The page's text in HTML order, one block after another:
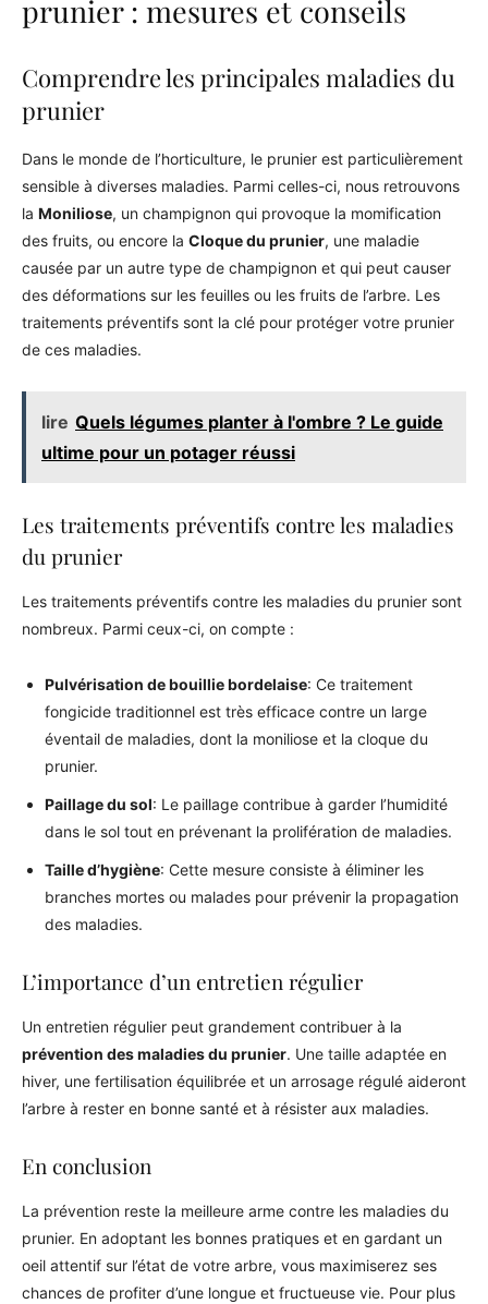
prunier : mesures et conseils
Comprendre les principales maladies du
prunier
Dans le monde de l’horticulture, le prunier est particulièrement
sensible à diverses maladies. Parmi celles-ci, nous retrouvons
la Moniliose, un champignon qui provoque la momification
des fruits, ou encore la Cloque du prunier, une maladie
causée par un autre type de champignon et qui peut causer
des déformations sur les feuilles ou les fruits de l’arbre. Les
traitements préventifs sont la clé pour protéger votre prunier
de ces maladies.
lire Quels légumes planter à l'ombre ? Le guide
ultime pour un potager réussi
Les traitements préventifs contre les maladies
du prunier
Les traitements préventifs contre les maladies du prunier sont
nombreux. Parmi ceux-ci, on compte :
Pulvérisation de bouillie bordelaise: Ce traitement
fongicide traditionnel est très efficace contre un large
éventail de maladies, dont la moniliose et la cloque du
prunier.
Paillage du sol: Le paillage contribue à garder l’humidité
dans le sol tout en prévenant la prolifération de maladies.
Taille d’hygiène: Cette mesure consiste à éliminer les
branches mortes ou malades pour prévenir la propagation
des maladies.
L’importance d’un entretien régulier
Un entretien régulier peut grandement contribuer à la
prévention des maladies du prunier. Une taille adaptée en
hiver, une fertilisation équilibrée et un arrosage régulé aideront
l’arbre à rester en bonne santé et à résister aux maladies.
En conclusion
La prévention reste la meilleure arme contre les maladies du
prunier. En adoptant les bonnes pratiques et en gardant un
oeil attentif sur l’état de votre arbre, vous maximiserez ses
chances de profiter d’une longue et fructueuse vie. Pour plus